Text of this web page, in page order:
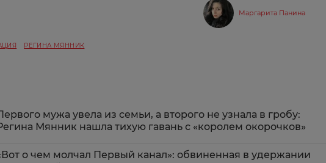
Маргарита Панина
РЕГИНА МЯННИК
мужа увела из семьи, а второго не узнала в гробу:
Мянник нашла тихую гавань с «королем окорочков»
о чем молчал Первый канал»: обвиненная в удержании